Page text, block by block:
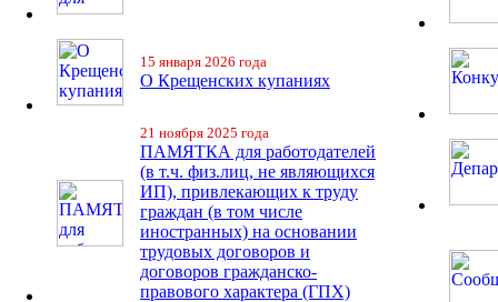
15 января 2026 года
О Крещенских купаниях
21 ноября 2025 года
ПАМЯТКА для работодателей
(в т.ч. физ.лиц, не являющихся
ИП), привлекающих к труду
граждан (в том числе
иностранных) на основании
трудовых договоров и
договоров гражданско-
правового характера (ГПХ)